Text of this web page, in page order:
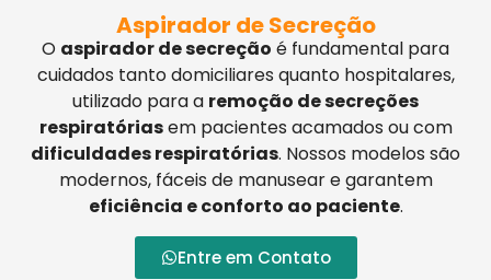
Aspirador de Secreção
O aspirador de secreção é fundamental para
cuidados tanto domiciliares quanto hospitalares,
utilizado para a remoção de secreções
respiratóriasem pacientes acamados ou com
dificuldades respiratórias. Nossos modelos são
modernos, fáceis de manusear e garantem
eficiência e conforto ao paciente.
Entre em Contato